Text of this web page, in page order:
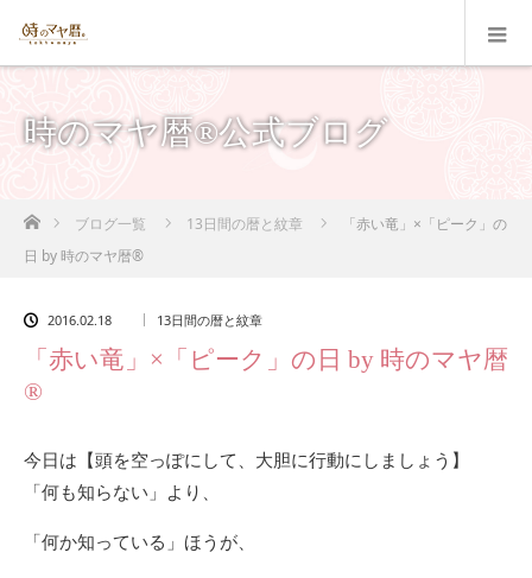
時のマヤ暦®公式ブログ
ホームブログ一覧 13日間の暦と紋章
「赤い竜」×「ピーク」の
日 by 時のマヤ暦®
2016.02.18 13日間の暦と紋章
「赤い竜」×「ピーク」の日 by 時のマヤ暦
®
今日は【頭を空っぽにして、大胆に行動にしましょう】
「何も知らない」より、
「何か知っている」ほうが、